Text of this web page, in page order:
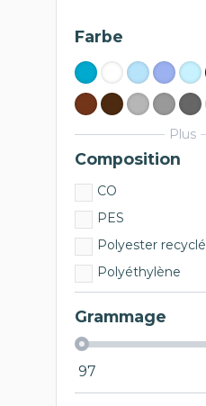
Farbe
Plus
Composition
CO
PES
Polyester recyclé
Polyéthylène
Grammage
97